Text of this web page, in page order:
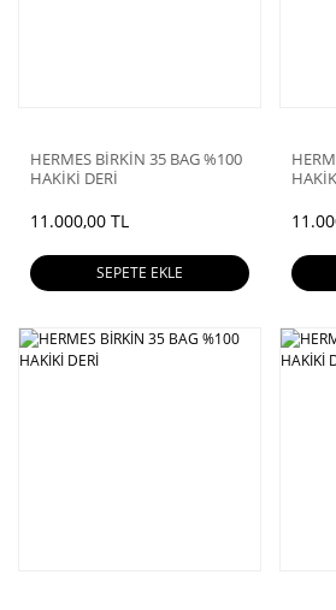
HERMES BİRKİN 35 BAG %100
HAKİKİ DERİ
11.000,00 TL
SEPETE EKLE